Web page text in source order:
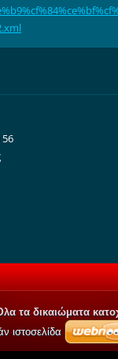
τα δικαιώματα
ιστοσελίδα